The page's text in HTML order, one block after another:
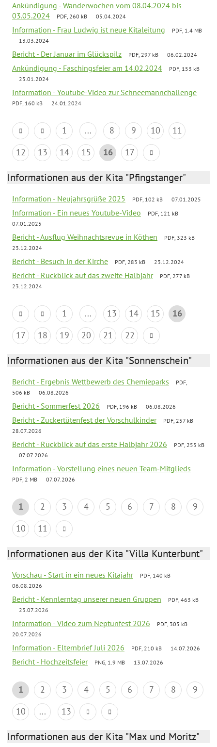
Ankündigung - Wanderwochen vom 08.04.2024 bis
03.05.2024
PDF, 260 kB 05.04.2024
Information - Frau Ludwig ist neue Kitaleitung
PDF, 1.4 MB
13.03.2024
Bericht - Der Januar im Glückspilz PDF, 297 kB 06.02.2024
Ankündigung - Faschingsfeier am 14.02.2024
PDF, 153 kB
25.01.2024
Information - Youtube-Video zur Schneemannchallenge
PDF, 160 kB 24.01.2024
1 ... 8 9 10
11
12
13 14 15 16 17
Informationen aus der Kita "Pfingstanger"
Information - Neujahrsgrüße 2025 PDF, 102 kB 07.01.2025
Information - Ein neues Youtube-Video
PDF, 121 kB
07.01.2025
Bericht - Ausflug Weihnachtsrevue in Köthen
PDF, 323 kB
23.12.2024
Bericht - Besuch in der Kirche PDF, 283 kB 23.12.2024
Bericht - Rückblick auf das zweite Halbjahr
PDF, 277 kB
23.12.2024
1 ... 13 14 15
16
17
18 19 20 21 22
Informationen aus der Kita "Sonnenschein"
Bericht - Ergebnis Wettbewerb des Chemieparks
PDF,
506 kB
06.08.2026
Bericht - Sommerfest 2026 PDF, 196 kB 06.08.2026
Bericht - Zuckertütenfest der Vorschulkinder
PDF, 257 kB
28.07.2026
Bericht - Rückblick auf das erste Halbjahr 2026
PDF, 255 kB
07.07.2026
Information - Vorstellung eines neuen Team-Mitglieds
PDF, 2 MB 07.07.2026
1 2 3 4 5 6 7 8
9
10
11
Informationen aus der Kita "Villa Kunterbunt"
Vorschau - Start in ein neues Kitajahr
PDF, 140 kB
06.08.2026
Bericht - Kennlerntag unserer neuen Gruppen
PDF, 463 kB
23.07.2026
Information - Video zum Neptunfest 2026
PDF, 305 kB
20.07.2026
Information - Elternbrief Juli 2026 PDF, 210 kB 14.07.2026
Bericht - Hochzeitsfeier PNG, 1.9 MB 13.07.2026
1 2 3 4 5 6 7 8
9
10
... 13
Informationen aus der Kita "Max und Moritz"